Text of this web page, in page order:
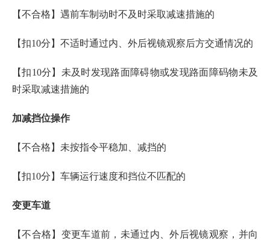
【不合格】遇前车制动时不及时采取减速措施的
【扣10分】不适时通过内、外后视镜观察后方交通情况的
【扣10分】未及时发现路面障碍物或发现路面障码物未及
时采取减速措施的
加减挡位操作
【不合格】未按指令平稳加、减挡的
【扣10分】车辆运行速度和挡位不匹配的
变更车道
【不合格】变更车道前，未通过内、外后视镜观察，并向